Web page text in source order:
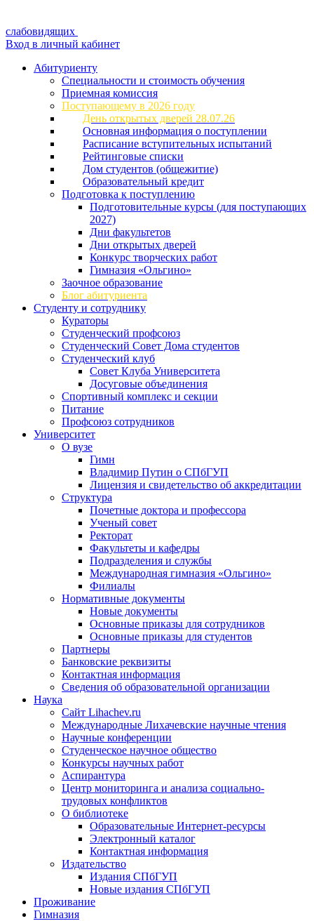
слабовидящих
Вход в личный кабинет
Абитуриенту
Специальности и стоимость обучения
Приемная комиссия
Поступающему в 2026 году
День открытых дверей 28.07.26
Основная информация о поступлении
Расписание вступительных испытаний
Рейтинговые списки
Дом студентов (общежитие)
Образовательный кредит
Подготовка к поступлению
Подготовительные курсы (для поступающих
2027)
Дни факультетов
Дни открытых дверей
Конкурс творческих работ
Гимназия «Ольгино»
Заочное образование
Блог абитуриента
Студенту и сотруднику
Кураторы
Студенческий профсоюз
Студенческий Совет Дома студентов
Студенческий клуб
Совет Клуба Университета
Досуговые объединения
Спортивный комплекс и секции
Питание
Профсоюз сотрудников
Университет
О вузе
Гимн
Владимир Путин о СПбГУП
Лицензия и свидетельство об аккредитации
Структура
Почетные доктора и профессора
Ученый совет
Ректорат
Факультеты и кафедры
Подразделения и службы
Международная гимназия «Ольгино»
Филиалы
Нормативные документы
Новые документы
Основные приказы для сотрудников
Основные приказы для студентов
Партнеры
Банковские реквизиты
Контактная информация
Сведения об образовательной организации
Наука
Сайт Lihachev.ru
Международные Лихачевские научные чтения
Научные конференции
Студенческое научное общество
Конкурсы научных работ
Аспирантура
Центр мониторинга и анализа социально-
трудовых конфликтов
О библиотеке
Образовательные Интернет-ресурсы
Электронный каталог
Контактная информация
Издательство
Издания СПбГУП
Новые издания СПбГУП
Проживание
Гимназия